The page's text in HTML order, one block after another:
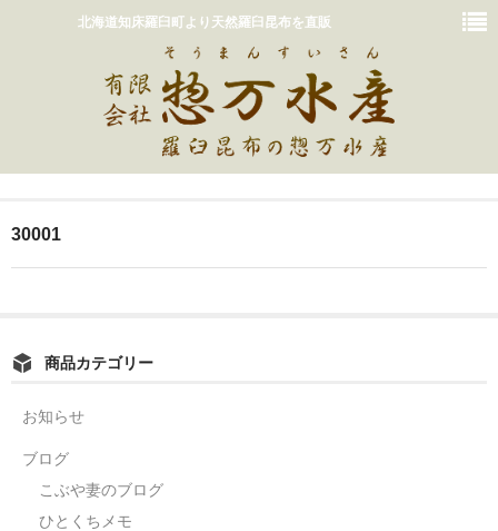
北海道知床羅臼町より天然羅臼昆布を直販
30001
商品カテゴリー
お知らせ
ブログ
こぶや妻のブログ
ひとくちメモ